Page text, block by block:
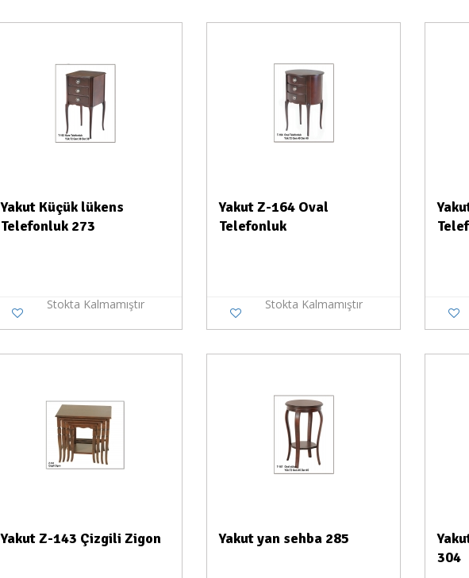
Yakut Küçük lükens
Telefonluk 273
Stokta Kalmamıştır
Yakut Z-164 Oval
Telefonluk
Stokta Kalmamıştır
Yakut Z-143 Çizgili Zigon Yakut yan sehba 285
304